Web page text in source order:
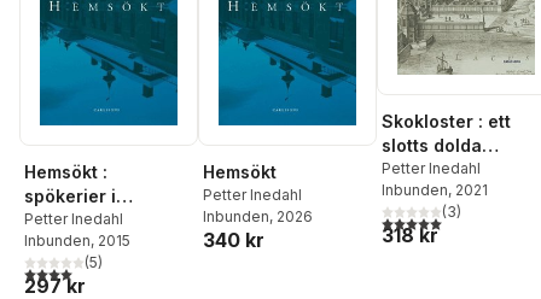
Hemsökt :
spökerier i
Stockholms län
Petter Inedahl
Inbunden, 2015
4,0utav 5 stjärnor. Totalt antal röster:
(5)
297 kr
Hemsökt
Petter Inedahl
Inbunden, 2026
340 kr
Skokloster : ett
slotts dolda
historia
Petter Inedahl
Inbunden, 2021
5,0utav 5 stjärnor.
(3)
318 kr